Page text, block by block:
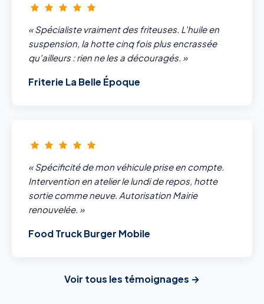
« Spécialiste vraiment des friteuses. L'huile en
suspension, la hotte cinq fois plus encrassée
qu'ailleurs : rien ne les a découragés. »
Friterie La Belle Époque
« Spécificité de mon véhicule prise en compte.
Intervention en atelier le lundi de repos, hotte
sortie comme neuve. Autorisation Mairie
renouvelée. »
Food Truck Burger Mobile
Voir tous les témoignages →